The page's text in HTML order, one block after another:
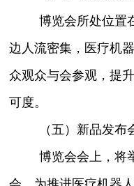
博览会所处位置
边人流密集，医疗机
众观众与会参观，提
可度。
（五）新品发布
博览会会上，将